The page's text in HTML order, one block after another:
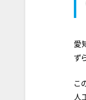
愛
ず
こ
人